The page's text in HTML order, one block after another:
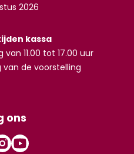
2026
kassa
11.00 tot 17.00 uur
van de voorstelling
ons